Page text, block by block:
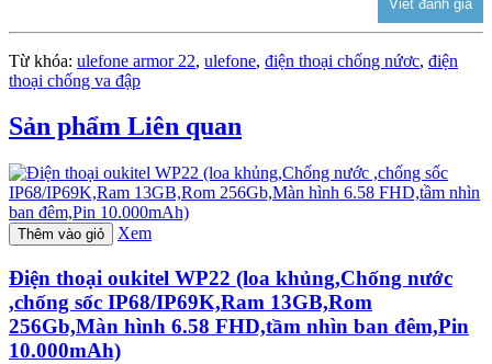
Từ khóa: ulefone armor 22, ulefone, điện thoại chống nứơc, điện
thoại chống va đập
Sản phẩm Liên quan
Thêm vào giỏ Xem
Điện thoại oukitel WP22 (loa khủng,Chống nước
,chống sốc IP68/IP69K,Ram 13GB,Rom
256Gb,Màn hình 6.58 FHD,tầm nhìn ban đêm,Pin
10.000mAh)